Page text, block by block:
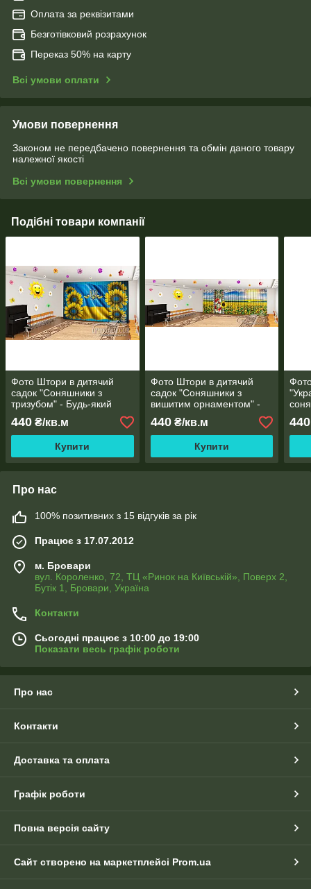
Оплата за реквізитами
Безготівковий розрахунок
Переказ 50% на карту
Всі умови оплати
Умови повернення
Законом не передбачено повернення та обмін даного товару
належної якості
Всі умови повернення
Подібні товари компанії
Фото Штори в дитячий
садок "Соняшники з
тризубом" - Будь-який
440 ₴/кв.м
Купити
Фото Штори в дитячий
садок "Соняшники з
вишитим орнаментом" -
Читаємо опис!
440₴/кв.м
Купити
440
Про нас
100% позитивних з 15 відгуків за рік
Працює з 17.07.2012
м. Бровари
вул. Короленко, 72, ТЦ «Ринок на Київській», Поверх 2,
Бутік 1, Бровари, Україна
Контакти
Сьогодні працює з 10:00 до 19:00
Показати весь графік роботи
Про нас
Контакти
Доставка та оплата
Графік роботи
Повна версія сайту
Сайт створено на маркетплейсі Prom.ua